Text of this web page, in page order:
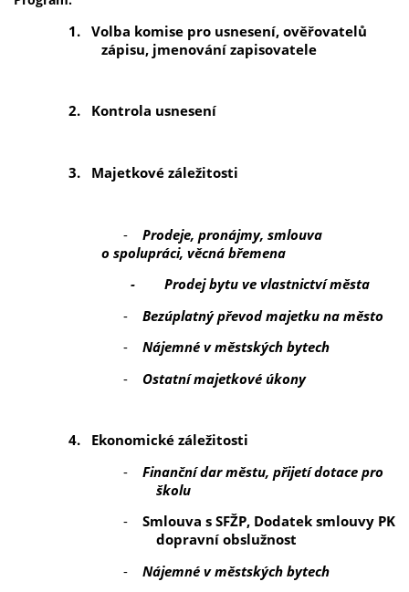
1. Volba komise pro usnesení, ověřovatelů
zápisu, jmenování zapisovatele
2. Kontrola usnesení
3. Majetkové záležitosti
-
Prodeje, pronájmy, smlouva
o spolupráci, věcná břemena
- Prodej bytu ve vlastnictví města
-
Bezúplatný převod majetku na město
-
Nájemné v městských bytech
-
Ostatní majetkové úkony
4.
Ekonomické záležitosti
-
Finanční dar městu, přijetí dotace pro
školu
-
Smlouva s SFŽP, Dodatek smlouvy PK
dopravní obslužnost
-
Nájemné v městských bytech